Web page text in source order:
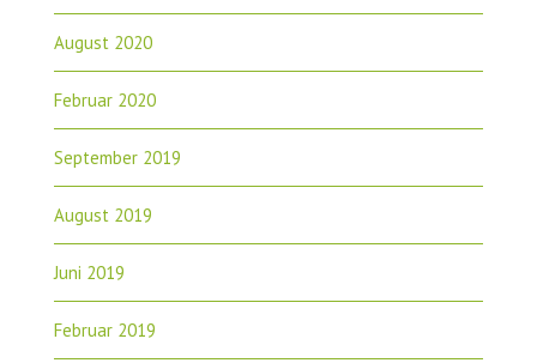
August 2020
Februar 2020
September 2019
August 2019
Juni 2019
Februar 2019